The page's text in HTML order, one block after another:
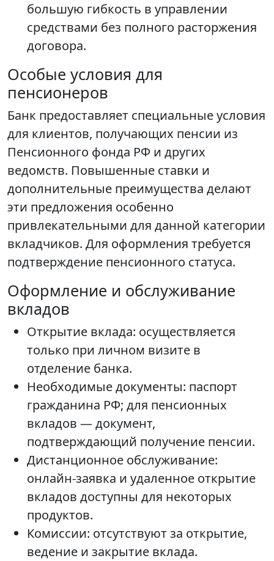
большую гибкость в управлении
средствами без полного расторжения
договора.
Особые условия для
пенсионеров
Банк предоставляет специальные условия
для клиентов, получающих пенсии из
Пенсионного фонда РФ и других
ведомств. Повышенные ставки и
дополнительные преимущества делают
эти предложения особенно
привлекательными для данной категории
вкладчиков. Для оформления требуется
подтверждение пенсионного статуса.
Оформление и обслуживание
вкладов
Открытие вклада: осуществляется
только при личном визите в
отделение банка.
Необходимые документы: паспорт
гражданина РФ; для пенсионных
вкладов — документ,
подтверждающий получение пенсии.
Дистанционное обслуживание:
онлайн-заявка и удаленное открытие
вкладов доступны для некоторых
продуктов.
Комиссии: отсутствуют за открытие,
ведение и закрытие вклада.